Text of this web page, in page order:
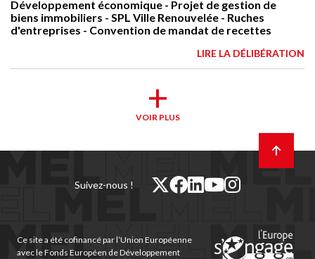
Développement économique - Projet de gestion de
biens immobiliers - SPL Ville Renouvelée - Ruches
d'entreprises - Convention de mandat de recettes
LIRE LA DÉLIBÉRATION
VOIR PLUS
Suivez-nous !
twitter
facebook
linkedin
fenêtre)
youtube
fenêtre)
instagram
fenêtre)
Ce site a été cofinancé par l’Union Européenne
avec le Fonds Européen de Développement
en
haut